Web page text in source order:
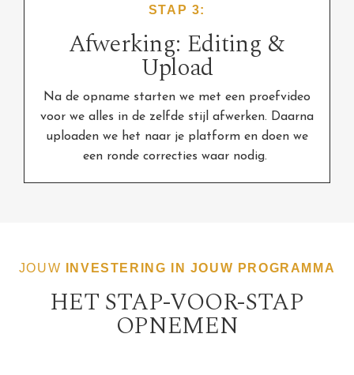
STAP 3:
Afwerking: Editing &
Upload
Na de opname starten we met een proefvideo
voor we alles in de zelfde stijl afwerken. Daarna
uploaden we het naar je platform en doen we
een ronde correcties waar nodig.
JOUW INVESTERING IN JOUW PROGRAMMA
HET STAP-VOOR-STAP
OPNEMEN